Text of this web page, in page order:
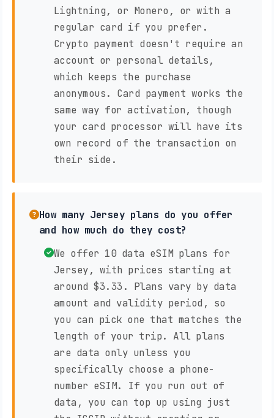
Lightning, or Monero, or with a
regular card if you prefer.
Crypto payment doesn't require an
account or personal details,
which keeps the purchase
anonymous. Card payment works the
same way for activation, though
your card processor will have its
own record of the transaction on
their side.
How many Jersey plans do you offer
and how much do they cost?
We offer 10 data eSIM plans for
Jersey, with prices starting at
around $3.33. Plans vary by data
amount and validity period, so
you can pick one that matches the
length of your trip. All plans
are data only unless you
specifically choose a phone-
number eSIM. If you run out of
data, you can top up using just